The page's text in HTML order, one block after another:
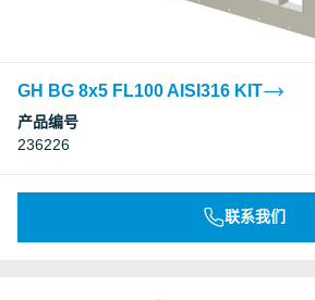
GH BG 8x5 FL100 AISI316 KIT
产品编号
236226
联系我们